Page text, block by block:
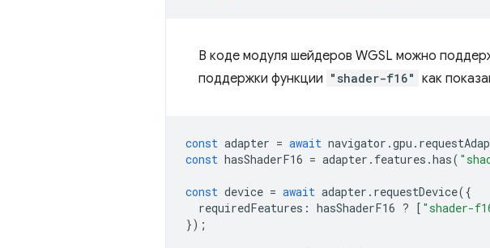
В коде модуля шейдеров WGSL можно
поддержки функции "shader-f16" как
const adapter = await navigator .gpu .
const hasShaderF16 = adapter . features .has(
const device = await adapter . requestDevice({
requiredFeatures : hasShaderF16 ? [ "shader-
});